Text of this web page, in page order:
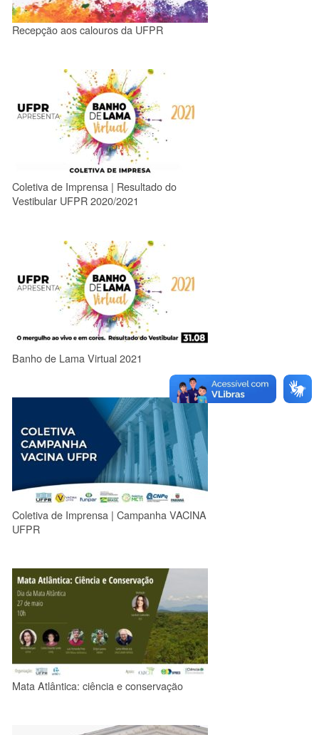
Recepção aos calouros da UFPR
Coletiva de Imprensa | Resultado do
Vestibular UFPR 2020/2021
Banho de Lama Virtual 2021
Coletiva de Imprensa | Campanha VACINA
UFPR
Mata Atlântica: ciência e conservação